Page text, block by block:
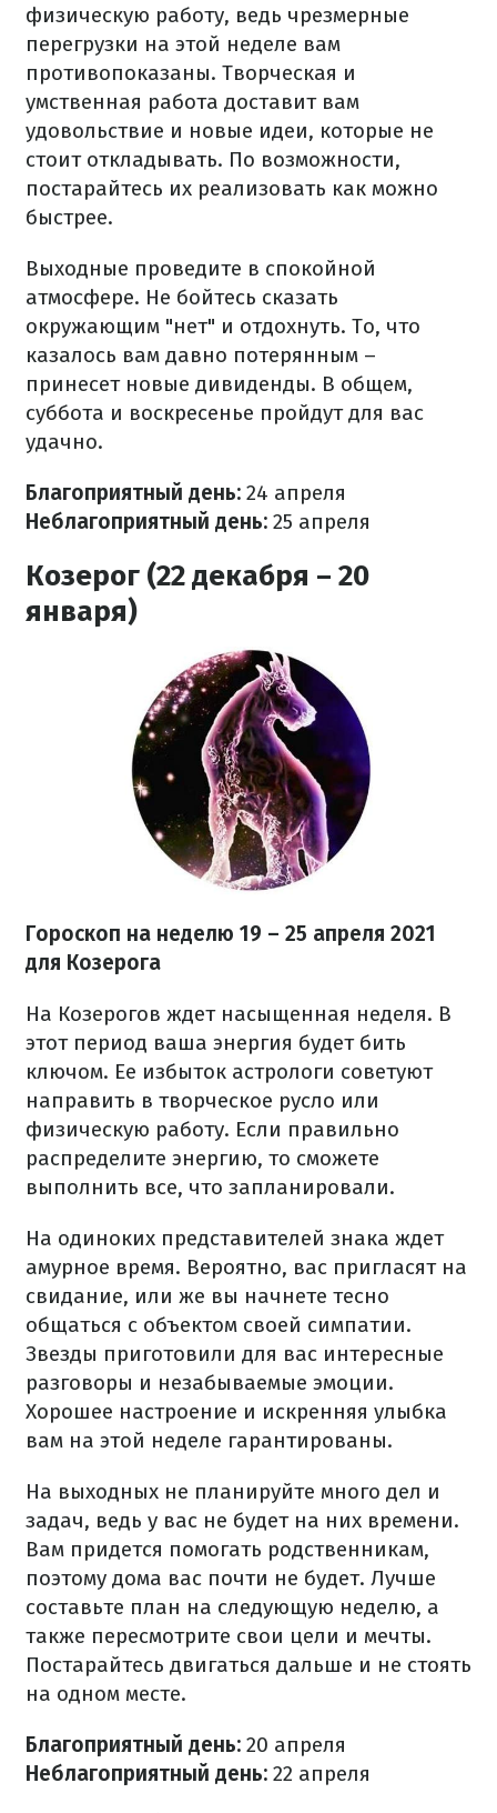
физическую работу, ведь чрезмерные
перегрузки на этой неделе вам
противопоказаны. Творческая и
умственная работа доставит вам
удовольствие и новые идеи, которые не
стоит откладывать. По возможности,
постарайтесь их реализовать как можно
быстрее.
Выходные проведите в спокойной
атмосфере. Не бойтесь сказать
окружающим "нет" и отдохнуть. То, что
казалось вам давно потерянным –
принесет новые дивиденды. В общем,
суббота и воскресенье пройдут для вас
удачно.
Благоприятный день: 24 апреля
Неблагоприятный день: 25 апреля
Козерог (22 декабря – 20
января)
Гороскоп на неделю 19 – 25 апреля 2021
для Козерога
На Козерогов ждет насыщенная неделя. В
этот период ваша энергия будет бить
ключом. Ее избыток астрологи советуют
направить в творческое русло или
физическую работу. Если правильно
распределите энергию, то сможете
выполнить все, что запланировали.
На одиноких представителей знака ждет
амурное время. Вероятно, вас пригласят на
свидание, или же вы начнете тесно
общаться с объектом своей симпатии.
Звезды приготовили для вас интересные
разговоры и незабываемые эмоции.
Хорошее настроение и искренняя улыбка
вам на этой неделе гарантированы.
На выходных не планируйте много дел и
задач, ведь у вас не будет на них времени.
Вам придется помогать родственникам,
поэтому дома вас почти не будет. Лучше
составьте план на следующую неделю, а
также пересмотрите свои цели и мечты.
Постарайтесь двигаться дальше и не стоять
на одном месте.
Благоприятный день: 20 апреля
Неблагоприятный день: 22 апреля